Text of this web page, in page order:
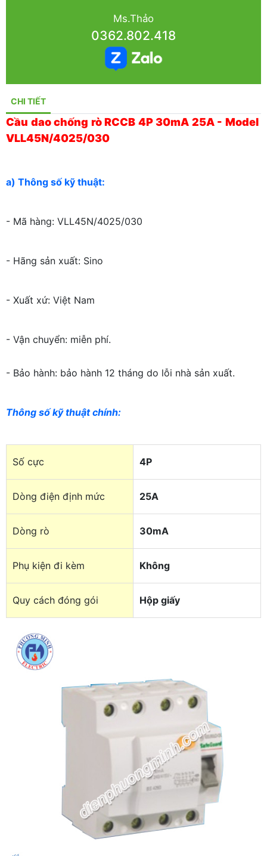
Ms.Thảo
0362.802.418
CHI TIẾT
Cầu dao chống rò RCCB 4P 30mA 25A - Model
VLL45N/4025/030
a) Thông số kỹ thuật:
- Mã hàng: VLL45N/4025/030
- Hãng sản xuất: Sino
- Xuất xứ: Việt Nam
- Vận chuyển: miễn phí.
- Bảo hành: bảo hành 12 tháng do lỗi nhà sản xuất.
Thông số kỹ thuật chính:
Số cực 4P
Dòng điện định mức 25A
Dòng rò 30mA
Phụ kiện đi kèm Không
Quy cách đóng gói Hộp giấy